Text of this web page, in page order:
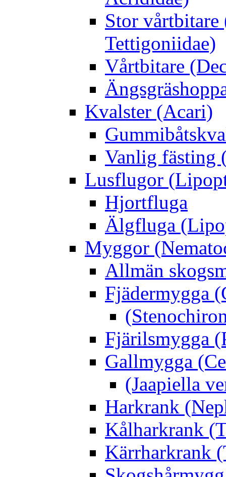
Stor
Tettigoniidae)
Vårtbitare
Kvalster (Acari)
Vanlig fästing
Lusflugor
Hjortfluga
Älgfluga
Myggor
Allmän
Fjädermygga
Fjärilsmygga
Gallmygga
(Jaapiella
Harkrank
Kålharkrank
Kärrharkrank